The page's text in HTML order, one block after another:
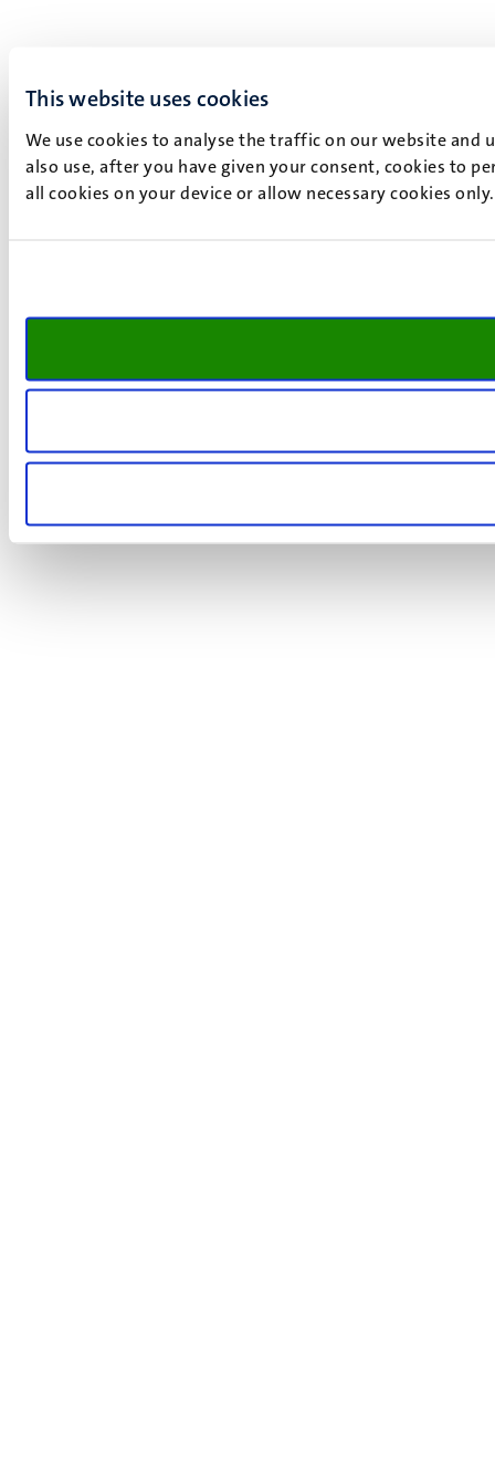
This website uses cookies
We use cookies to analyse the traffic on our website and
also use, after you have given your consent, cookies to
all cookies on your device or allow necessary cookies